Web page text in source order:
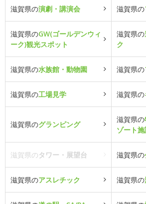
滋賀県の演劇・講演会 滋賀県の
滋賀県のGW(ゴールデンウィ
ーク)観光スポット
滋賀県の
ク
滋賀県の水族館・動物園 滋賀県の
滋賀県の工場見学 滋賀県の
滋賀県のグランピング
滋賀県の
ゾート
滋賀県のタワー・展望台 滋賀県の
滋賀県のアスレチック 滋賀県の